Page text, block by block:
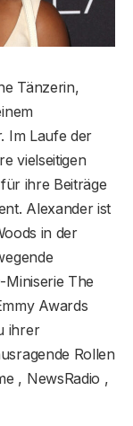
Tänzerin,
Im Laufe der
vielseitigen
ihre Beiträge
Alexander ist
in der
The
Awards
ihrer
Rollen
, NewsRadio ,